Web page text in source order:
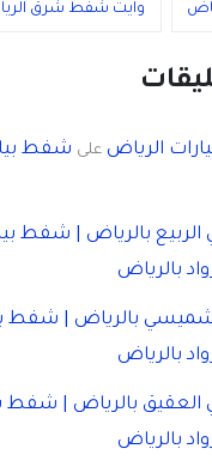
وايت شفط شرق
الرياض على شفط
بالرياض | شفط
بالرياض
بالرياض | شفط
بالرياض
بالرياض | شفط
بالرياض